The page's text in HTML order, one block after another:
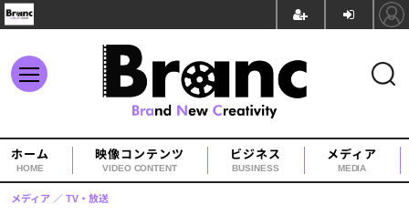
ホーム
HOME
映像コンテンツ
VIDEO CONTENT
ビジネス
BUSINESS
メディア
MEDIA
メディア TV・放送